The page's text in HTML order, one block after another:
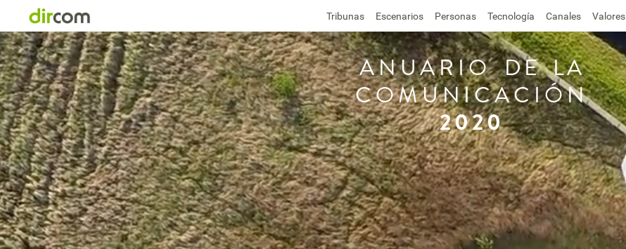
Tribunas Escenarios Personas Tecnología Canales Valores
ANUARIO DE LA
COMUNICACIÓN
2020